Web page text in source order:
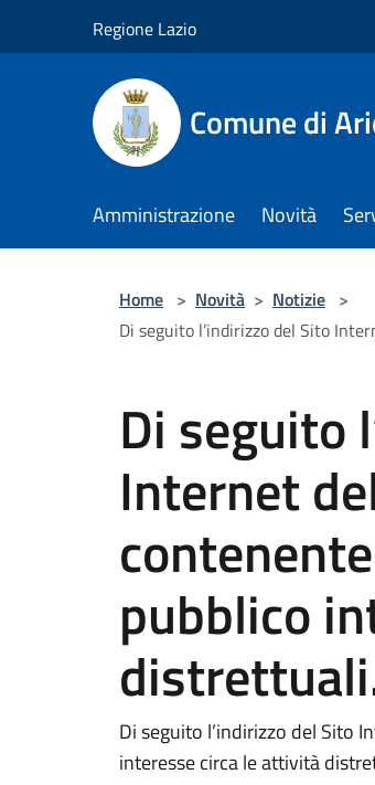
Regione Lazio
Comune di
Amministrazione Novità
Home > Novità > Notizie >
Di seguito l’indirizzo del Sito
Di seguito
Internet
pubblico
Di seguito l’indirizzo del Sito
interesse circa le attività